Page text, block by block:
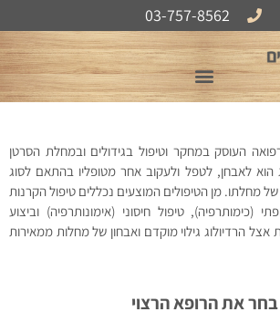
03-757-8562
העוסק במחקר וטיפול בגידולים ובמחלת הסרטן
הוא לאבחן, לטפל ולעקוב אחר מטופליו בהתאם לסוג
מחלתו. מן הטיפולים המוצעים נכללים טיפול הקרנות
(כימותרפיה), טיפול חיסוני (אימונותרפיה) וביצוע
אצל הרדיולוג גילוי מוקדם ואבחון של מחלות ממאירות
בחר את הרופא הרצוי